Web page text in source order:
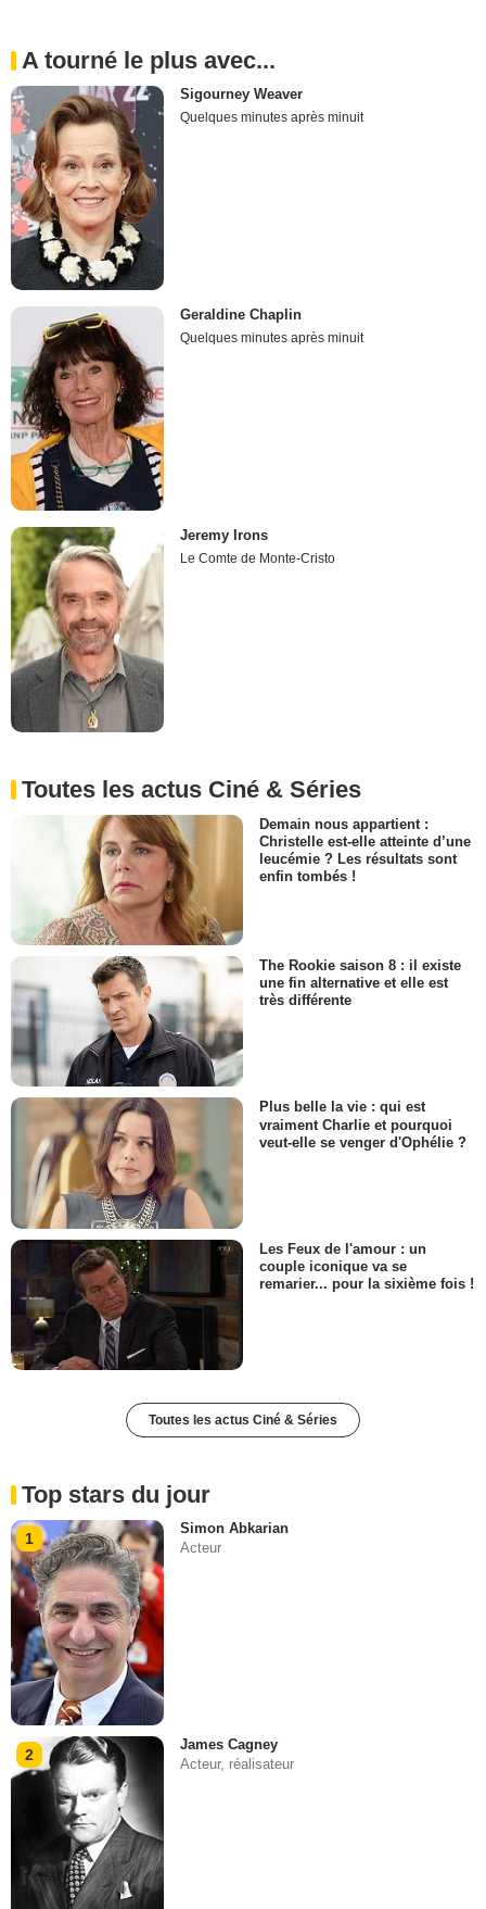
A tourné le plus avec...
Sigourney Weaver
Quelques minutes après minuit
Geraldine Chaplin
Quelques minutes après minuit
Jeremy Irons
Le Comte de Monte-Cristo
Toutes les actus Ciné & Séries
Demain nous appartient :
Christelle est-elle atteinte d’une
leucémie ? Les résultats sont
enfin tombés !
The Rookie saison 8 : il existe
une fin alternative et elle est
très différente
Plus belle la vie : qui est
vraiment Charlie et pourquoi
veut-elle se venger d'Ophélie ?
Les Feux de l'amour : un
couple iconique va se
remarier... pour la sixième fois !
Toutes les actus Ciné & Séries
Top stars du jour
1
Simon Abkarian
Acteur
2
James Cagney
Acteur, réalisateur